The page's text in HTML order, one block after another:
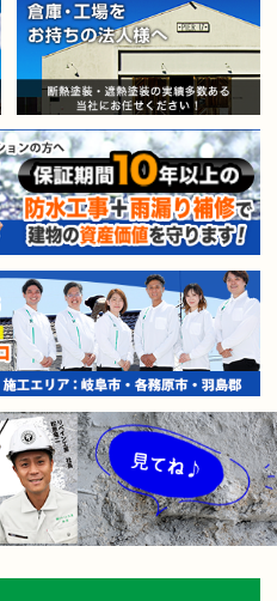
賃貸マンション・アパートオー